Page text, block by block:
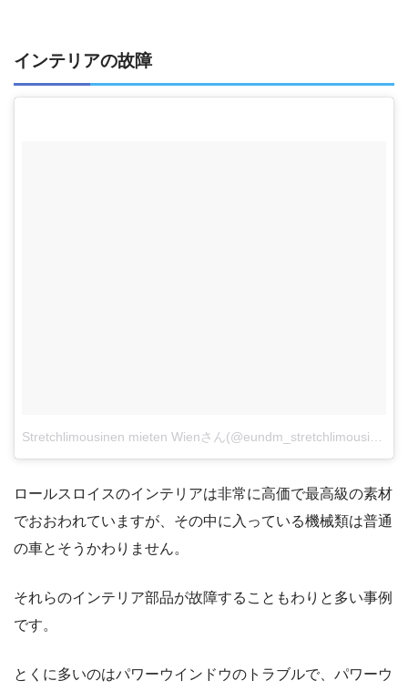
インテリアの故障
ロールスロイスのインテリアは非常に高価で最高級の素材
でおおわれていますが、その中に入っている機械類は普通
の車とそうかわりません。
それらのインテリア部品が故障することもわりと多い事例
です。
とくに多いのはパワーウインドウのトラブルで、パワーウ